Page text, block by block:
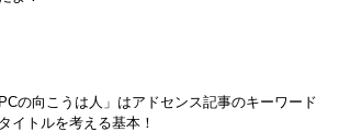
PCの向こうは人」はアドセンス記事のキーワード
イトルを考える基本！